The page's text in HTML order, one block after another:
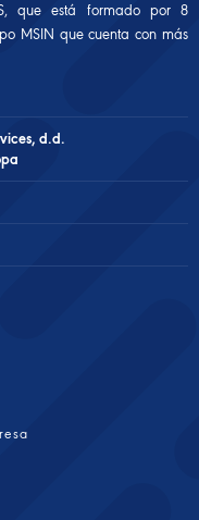
que está formado por 8
MSIN que cuenta con más
d.d.